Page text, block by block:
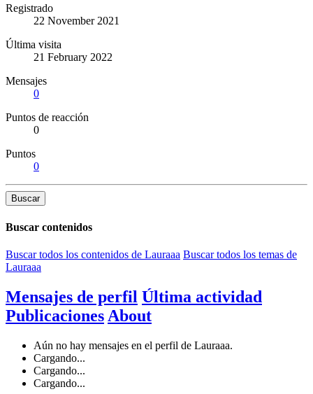
Registrado
22 November 2021
Última visita
21 February 2022
Mensajes
0
Puntos de reacción
0
Puntos
0
Buscar
Buscar contenidos
Buscar todos los contenidos de Lauraaa Buscar todos los temas de
Lauraaa
Mensajes de perfil Última actividad
Publicaciones About
Aún no hay mensajes en el perfil de Lauraaa.
Cargando...
Cargando...
Cargando...